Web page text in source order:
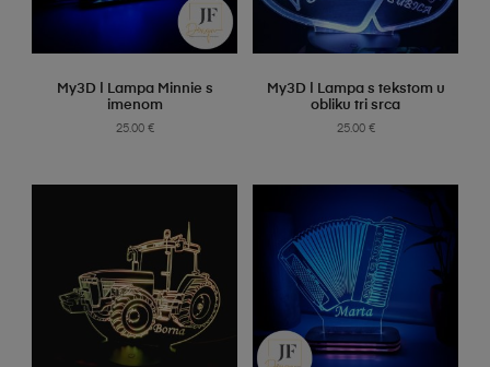
SELECT OPTIONS
My3D | Lampa Minnie s
imenom
25.00 €
SELECT OPTIONS
My3D | Lampa s tekstom u
obliku tri srca
25.00 €